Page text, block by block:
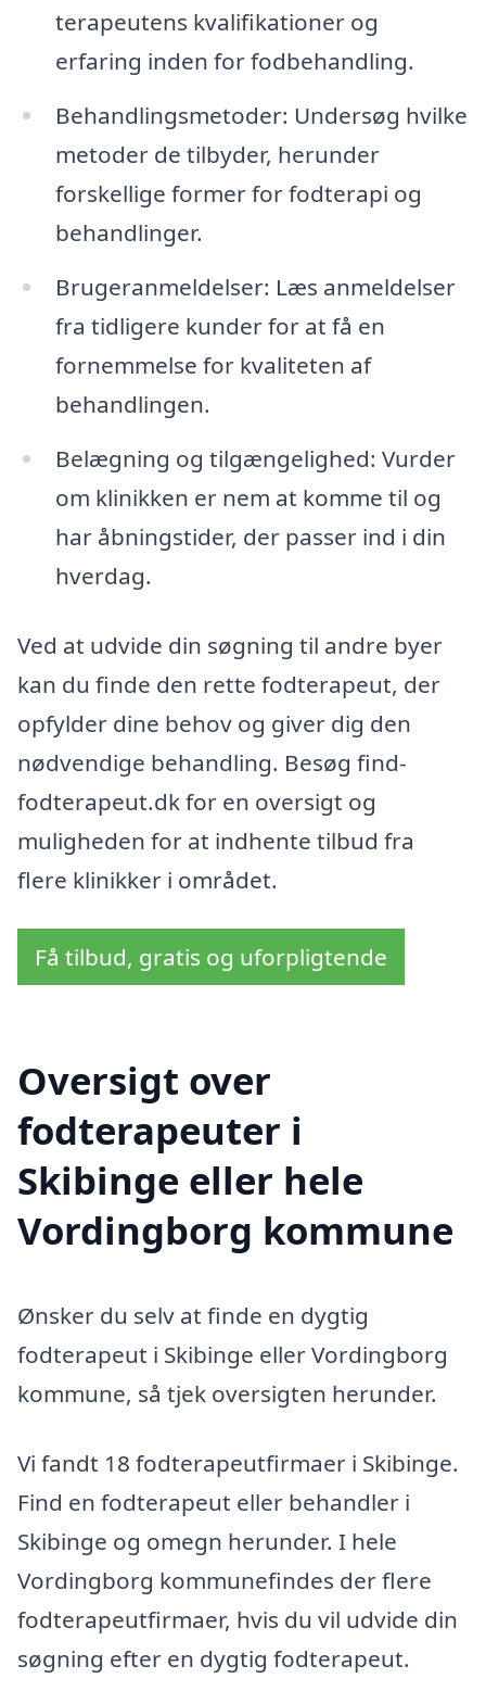
terapeutens kvalifikationer og
erfaring inden for fodbehandling.
Behandlingsmetoder: Undersøg hvilke
metoder de tilbyder, herunder
forskellige former for fodterapi og
behandlinger.
Brugeranmeldelser: Læs anmeldelser
fra tidligere kunder for at få en
fornemmelse for kvaliteten af
behandlingen.
Belægning og tilgængelighed: Vurder
om klinikken er nem at komme til og
har åbningstider, der passer ind i din
hverdag.
Ved at udvide din søgning til andre byer
kan du finde den rette fodterapeut, der
opfylder dine behov og giver dig den
nødvendige behandling. Besøg find-
fodterapeut.dk for en oversigt og
muligheden for at indhente tilbud fra
flere klinikker i området.
Få tilbud, gratis og uforpligtende
Oversigt over
fodterapeuter i
Skibinge eller hele
Vordingborg kommune
Ønsker du selv at finde en dygtig
fodterapeut i Skibinge eller Vordingborg
kommune, så tjek oversigten herunder.
Vi fandt 18 fodterapeutfirmaer i Skibinge.
Find en fodterapeut eller behandler i
Skibinge og omegn herunder. I hele
Vordingborg kommunefindes der flere
fodterapeutfirmaer, hvis du vil udvide din
søgning efter en dygtig fodterapeut.